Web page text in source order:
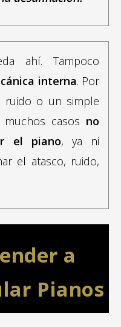
ahí. Tampoco
interna. Por
o un simple
casos no
el piano, ya ni
el atasco, ruido,
a
Pianos